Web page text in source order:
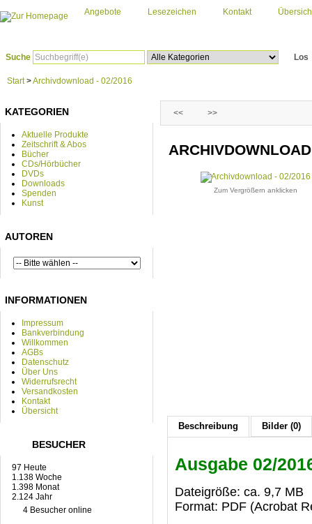
Angebote Lesezeichen Kontakt
Suche Los
Start>Archivdownload - 02/2016
KATEGORIEN
Aktuelle Produkte
Zeitschrift & Abos
Bücher
CDs/Hörbücher
DVDs
Downloads
Spenden
Kunst
AUTOREN
INFORMATIONEN
Impressum
Bankverbindung
Willkommen
AGBs
Datenschutz
Über Uns
Widerrufsrecht
Versandkosten
Kontakt
Übersicht
BESUCHER
97 Heute
1.138 Woche
1.398 Monat
2.124 Jahr
4 Besucher online
<< >>
Zum Vergrößern anklicken
Beschreibung Bilder (0)
Ausgabe 02/
Dateigröße: ca. 9,7 MB
Format: PDF (Acrobat